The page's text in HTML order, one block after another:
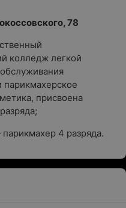
78
колледж легкой
парикмахерское
присвоена
4 разряда.